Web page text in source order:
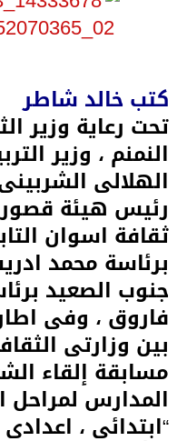
كتب خالد شاطر
تحت رعاية وزير
النمنم ، وزير
الهلالى
رئيس هيئة قصور
ثقافة اسوان
برئاسة محمد
جنوب الصعيد
فاروق ، وفى
بين وزارتى
مسابقة إلقاء
المدارس لمراحل
“ابتدائى ،